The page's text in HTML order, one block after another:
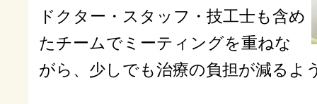
ドクター・スタッフ・技工士も含め
たチームでミーティングを重ねな
がら、少しでも治療の負担が減るよ